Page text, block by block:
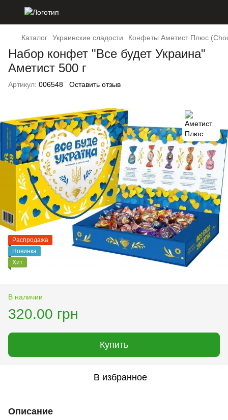
Каталог Украинские сладости Конфеты Аметист Плюс
Набор конфет "Все будет Украина"
Аметист 500 г
Артикул: 006548 Оставить отзыв
Распродажа
Новинка
Хит
В наличии
320.00 грн
Купить
В избранное
Описание